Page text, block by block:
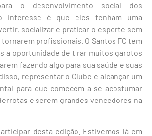
o desenvolvimento social dos
interesse é que eles tenham uma
socializar e praticar o esporte sem
profissionais. O Santos FC tem
a oportunidade de tirar muitos garotos
fazendo algo para sua saúde e suas
representar o Clube e alcançar um
para que comecem a se acostumar
e serem grandes vencedores na
desta edição. Estivemos lá em